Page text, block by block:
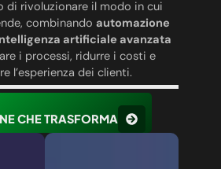
di rivoluzionare il modo in cui
combinando automazione
artificiale avanzata
i processi, ridurre i costi e
l’esperienza dei clienti.
CHE TRASFORMA